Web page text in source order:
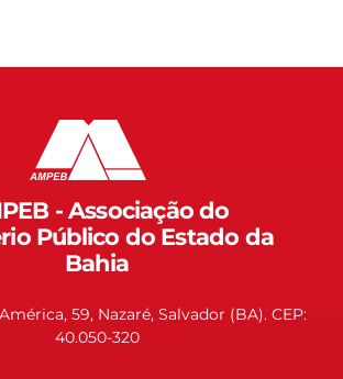
- Associação do
Público do Estado da
Bahia
59, Nazaré, Salvador (BA). CEP:
40.050-320